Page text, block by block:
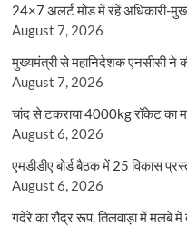
24×7 अलर्ट मोड में रहें अधिकारी-
August 7, 2026
मुख्यमंत्री से महानिदेशक एनसीसी ने
August 7, 2026
चांद से टकराया 4000kg रॉकेट का
August 6, 2026
एमडीडीए बोर्ड बैठक में 25 विकास
August 6, 2026
गदेरे का रौद्र रूप, तिलवाड़ा में मलबे